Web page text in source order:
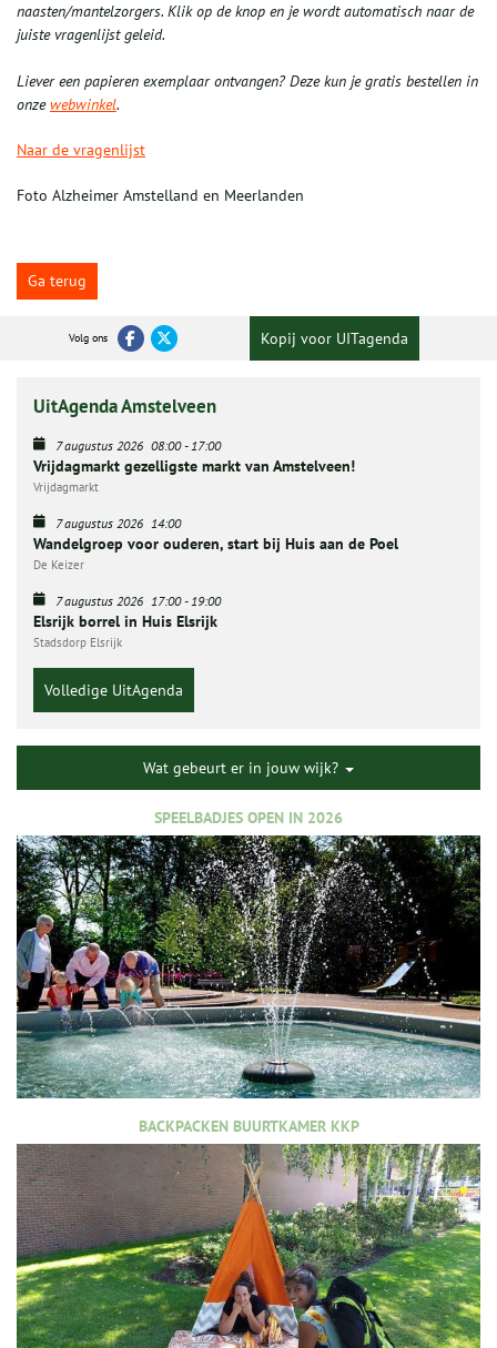
naasten/mantelzorgers. Klik op de knop en je wordt automatisch naar de
juiste vragenlijst geleid.
Liever een papieren exemplaar ontvangen? Deze kun je gratis bestellen in
onzewebwinkel.
Naar de vragenlijst
Foto Alzheimer Amstelland en Meerlanden
Ga terug
Volg ons Kopij voor UITagenda
UitAgenda Amstelveen
7 augustus 2026 08:00-17:00
Vrijdagmarkt gezelligste markt van Amstelveen!
Vrijdagmarkt
7 augustus 2026 14:00
Wandelgroep voor ouderen, start bij Huis aan de Poel
De Keizer
7 augustus 2026 17:00-19:00
Elsrijk borrel in Huis Elsrijk
Stadsdorp Elsrijk
Volledige UitAgenda
Wat gebeurt er in jouw wijk?
SPEELBADJES OPEN IN 2026
BACKPACKEN BUURTKAMER KKP